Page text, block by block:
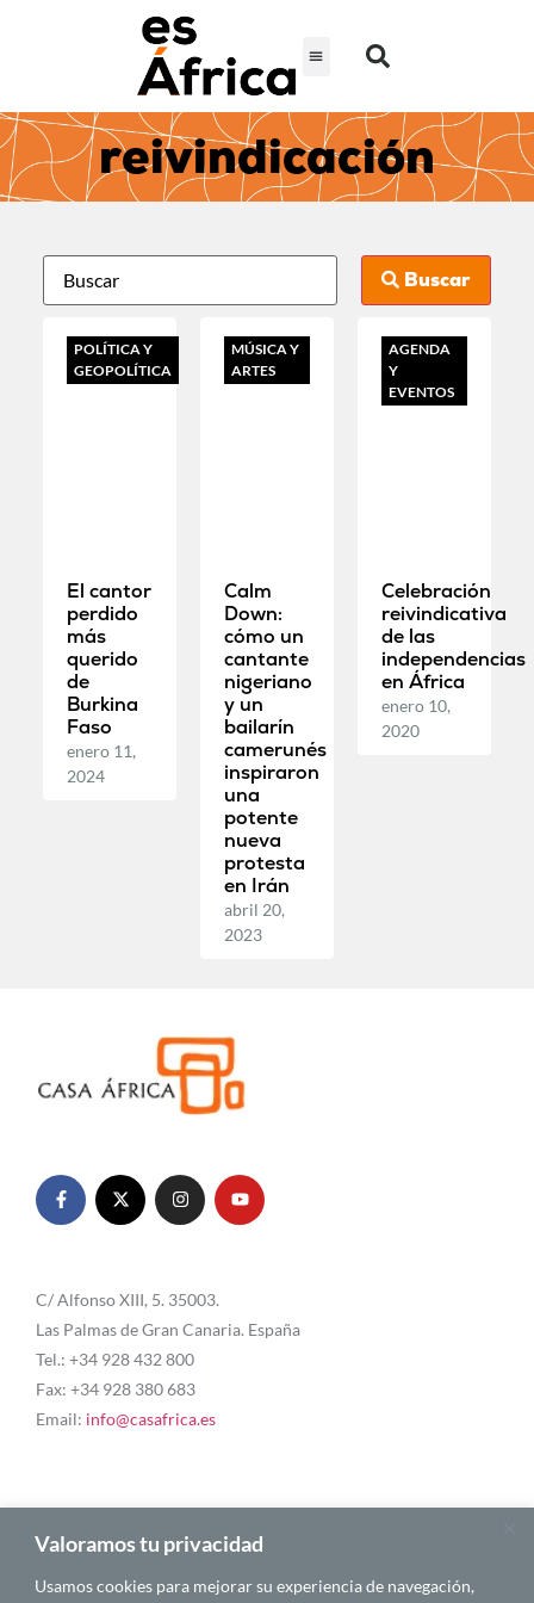
Valoramos tu privacidad
Usamos cookies para mejorar su experiencia de navegación,
reivindicación
Buscar
POLÍTICA Y
GEOPOLÍTICA
El cantor
perdido
más
querido
de
Burkina
Faso
enero 11,
2024
MÚSICA Y
ARTES
Calm
Down:
cómo un
cantante
nigeriano
y un
bailarín
camerunés
inspiraron
una
potente
nueva
protesta
en Irán
abril 20,
2023
AGENDA
Y
EVENTOS
Celebración
reivindicativa
de las
independencias
en África
enero 10,
2020
C/ Alfonso XIII, 5. 35003.
Las Palmas de Gran Canaria. España
Tel.: +34 928 432 800
Fax: +34 928 380 683
Email: info@casafrica.es
Blog
Quiénes somos